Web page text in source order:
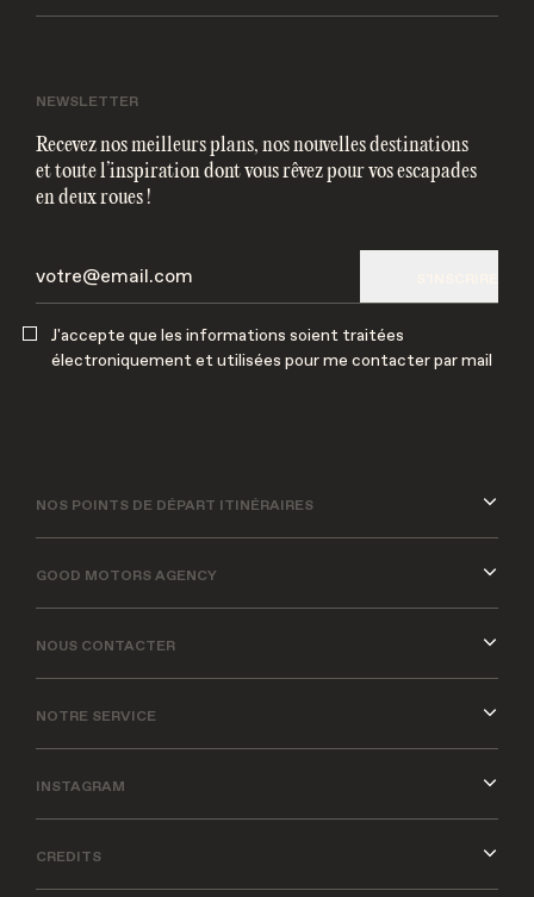
NEWSLETTER
Recevez nos meilleurs plans, nos nouvelles destinations
et toute l’inspiration dont vous rêvez pour vos escapades
en deux roues !
J'accepte que les informations soient traitées
électroniquement et utilisées pour me contacter par mail
NOS POINTS DE DÉPART ITINÉRAIRES
GOOD MOTORS AGENCY
NOUS CONTACTER
NOTRE SERVICE
INSTAGRAM
CREDITS